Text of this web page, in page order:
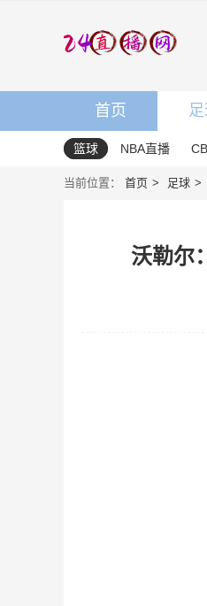
首页
篮球 NBA直播
当前位置： 首页 足球
沃勒尔